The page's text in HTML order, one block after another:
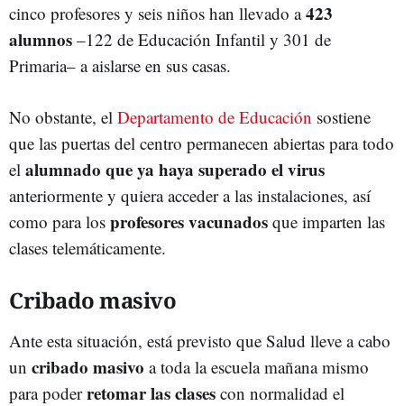
cinco profesores y seis niños han llevado a423
alumnos –122 de Educación Infantil y 301 de
Primaria– a aislarse en sus casas.
No obstante, el Departamento de Educación sostiene
que las puertas del centro permanecen abiertas para todo
el alumnado que ya haya superado el virus
anteriormente y quiera acceder a las instalaciones, así
como para los profesores vacunados que imparten las
clases telemáticamente.
Cribado masivo
Ante esta situación, está previsto que Salud lleve a cabo
un cribado masivo a toda la escuela mañana mismo
para poderretomar las clases con normalidad el